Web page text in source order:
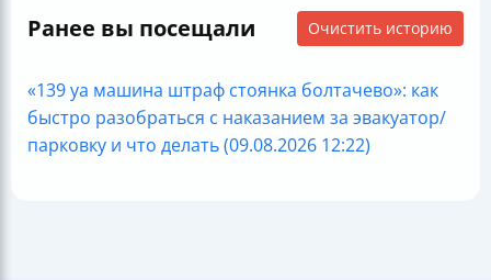
Ранее вы посещали Очистить историю
«139 уа машина штраф стоянка болтачево»: как
быстро разобраться с наказанием за эвакуатор/
парковку и что делать (09.08.2026 12:22)